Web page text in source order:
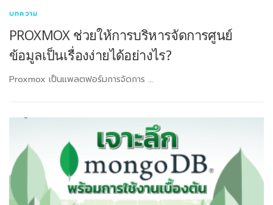
บทความ
PROXMOX ช่วยให้การบริหารจัดการศูนย์
ข้อมูลเป็นเรื่องง่ายได้อย่างไร?
Proxmox เป็นแพลตฟอร์มการจัดการ …